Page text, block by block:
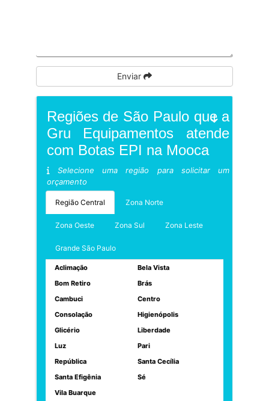
Enviar
Regiões de São Paulo que a
Gru Equipamentos atende
com Botas EPI na Mooca
Selecione uma região para solicitar um
orçamento
Região Central Zona Norte
Zona Oeste Zona Sul Zona Leste
Grande São Paulo
Aclimação
Bela Vista
Bom Retiro
Brás
Cambuci
Centro
Consolação
Higienópolis
Glicério
Liberdade
Luz
Pari
República
Santa Cecília
Santa Efigênia
Sé
Vila Buarque